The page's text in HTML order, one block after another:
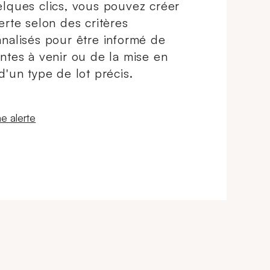
clics, vous pouvez créer
selon des critères
pour être informé de
à venir ou de la mise en
type de lot précis.
fenêtre
alerte